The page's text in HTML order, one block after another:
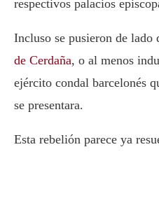
respectivos palacios
Incluso se pusieron de lado
de Cerdaña, o al menos
ejército condal barcelonés
se presentara.
Esta rebelión parece ya